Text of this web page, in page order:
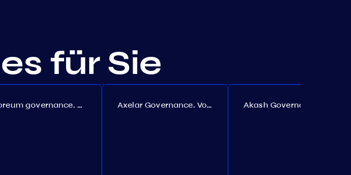
für Sie
Coreum governance. Proposal №22 Axelar Governance. Vorschlag №386